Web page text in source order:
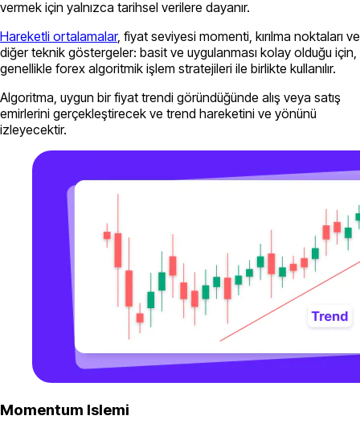
vermek için yalnızca tarihsel verilere dayanır.
Hareketli ortalamalar, fiyat seviyesi momenti, kırılma noktaları ve
diğer teknik göstergeler: basit ve uygulanması kolay olduğu için,
genellikle forex algoritmik işlem stratejileri ile birlikte kullanılır.
Algoritma, uygun bir fiyat trendi göründüğünde alış veya satış
emirlerini gerçekleştirecek ve trend hareketini ve yönünü
izleyecektir.
Momentum Islemi